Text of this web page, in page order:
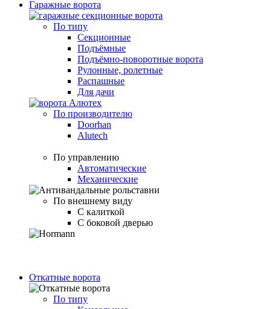
Гаражные ворота
По типу
Секционные
Подъёмные
Подъёмно-поворотные ворота
Рулонные, ролетные
Распашные
Для дачи
По производителю
Doorhan
Alutech
По управлению
Автоматические
Механические
По внешнему виду
С калиткой
С боковой дверью
Откатные ворота
По типу